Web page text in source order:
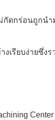
ร่อนถูกนำ
ยบง่ายซึ่ง